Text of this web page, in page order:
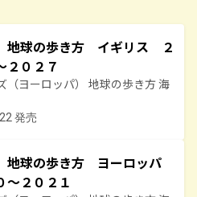
地球の歩き方 イギリス ２
２０２７
（ヨーロッパ） 地球の歩き方 海
発売
球の歩き方 ヨーロッパ
～２０２１